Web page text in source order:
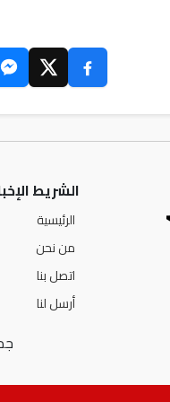
الشريط
الرئيسية
من نحن
اتصل بنا
أرسل لنا